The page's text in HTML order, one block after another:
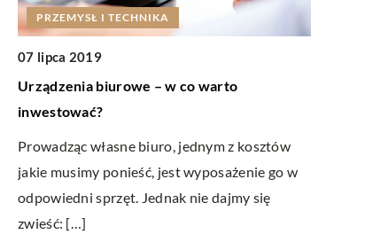
PRZEMYSŁ I TECHNIKA
07 lipca 2019
Urządzenia biurowe – w co warto
inwestować?
Prowadząc własne biuro, jednym z kosztów
jakie musimy ponieść, jest wyposażenie go w
odpowiedni sprzęt. Jednak nie dajmy się
zwieść: […]